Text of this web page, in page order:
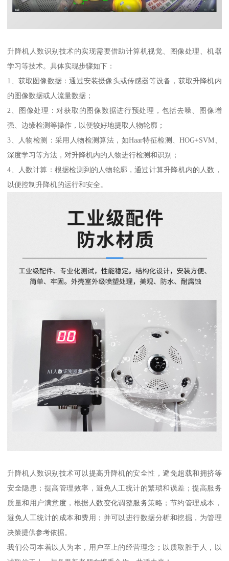
升降机人数识别技术的实现需要借助计算机视觉、图像处理、机器
学习等技术。具体实现步骤如下：
1、获取图像数据：通过安装摄像头或传感器等设备，获取升降机内
的图像数据或人流量数据；
2、图像处理：对获取的图像数据进行预处理，包括去噪、图像增
强、边缘检测等操作，以便较好地提取人物轮廓；
3、人物检测：采用人物检测算法，如Haar特征检测、HOG+SVM、
深度学习等方法，对升降机内的人物进行检测和识别；
4、人数计算：根据检测到的人物轮廓，通过计算升降机内的人数，
以便控制升降机的运行和安全。
升降机人数识别技术可以提高升降机的安全性，避免超载和拥挤等
安全隐患；提高管理效率，避免人工统计的繁琐和误差；提高服务
质量和用户满意度，根据人数变化调整服务策略；节约管理成本，
避免人工统计的成本和费用；并可以进行数据分析和挖掘，为管理
决策提供参考依据。
我们公司本着以人为本，用户至上的经营理念；以质取胜于人，以